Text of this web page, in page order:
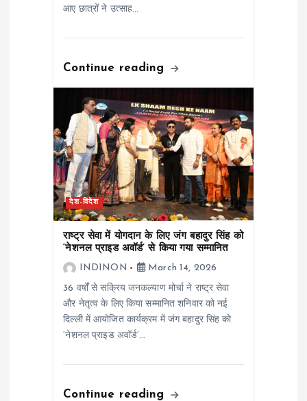
आए छात्रों ने उत्साह…
Continue reading
देश-विदेश
राष्ट्र सेवा में योगदान के लिए जंग बहादुर सिंह को
‘नेशनल प्राइड अवॉर्ड’ से किया गया सम्मानित
INDINON
March 14, 2026
36 वर्षों से सक्रिय जनकल्याण मोर्चा ने राष्ट्र सेवा
और नेतृत्व के लिए किया सम्मानित शनिवार को नई
दिल्ली में आयोजित कार्यक्रम में जंग बहादुर सिंह को
‘नेशनल प्राइड अवॉर्ड’…
Continue reading